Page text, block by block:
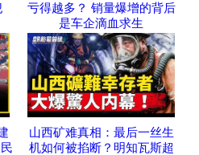
亏得越多？ 销量爆增的背后
是车企滴血求生
山西矿难真相：最后一丝生
机如何被掐断？明知瓦斯超